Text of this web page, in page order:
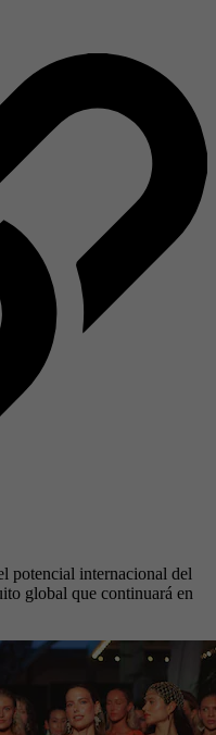
potencial internacional del
global que continuará en